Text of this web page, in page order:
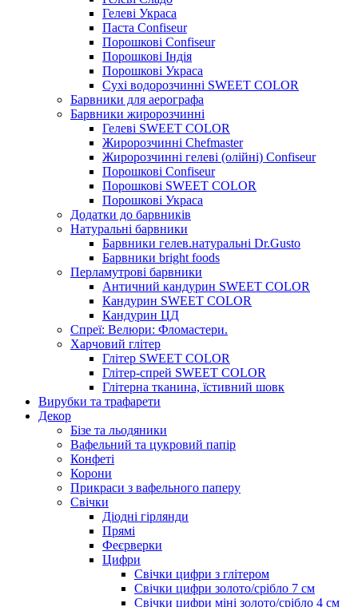
Гелеві Украса
Паста Confiseur
Порошкові Confiseur
Порошкові Індія
Порошкові Украса
Сухі водорозчинні SWEET COLOR
Барвники для аерографа
Барвники жиророзчинні
Гелеві SWEET COLOR
Жиророзчинні Chefmaster
Жиророзчинні гелеві (олійні) Confiseur
Порошкові Confiseur
Порошкові SWEET COLOR
Порошкові Украса
Додатки до барвників
Натуральні барвники
Барвники гелев.натуральні Dr.Gusto
Барвники bright foods
Перламутрові барвники
Античний кандурин SWEET COLOR
Кандурин SWEET COLOR
Кандурин ЦД
Спреї: Велюри: Фломастери.
Харчовий глітер
Глітер SWEET COLOR
Глітер-спрей SWEET COLOR
Глітерна тканина, їстивний шовк
Вирубки та трафарети
Декор
Бізе та льодяники
Вафельний та цукровий папір
Конфеті
Корони
Прикраси з вафельного паперу
Свічки
Діодні гірлянди
Прямі
Феєрверки
Цифри
Свічки цифри з глітером
Свічки цифри золото/срібло 7 см
Свічки цифри міні золото/срібло 4 см